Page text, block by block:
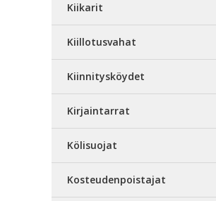
Kiikarit
Kiillotusvahat
Kiinnitysköydet
Kirjaintarrat
Kölisuojat
Kosteudenpoistajat